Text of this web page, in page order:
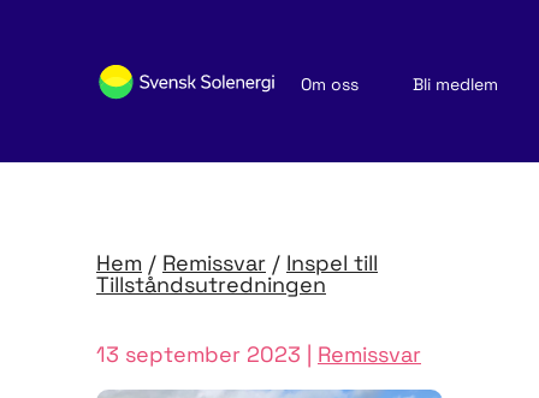
Om oss
Bli medlem
Nyheter och publikationer
Hem / Remissvar / Inspel till
Tillståndsutredningen
13 september 2023 | Remissvar